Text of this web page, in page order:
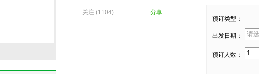
关注 (1104) 分享
预订类型：
出发日期：
预订人数：